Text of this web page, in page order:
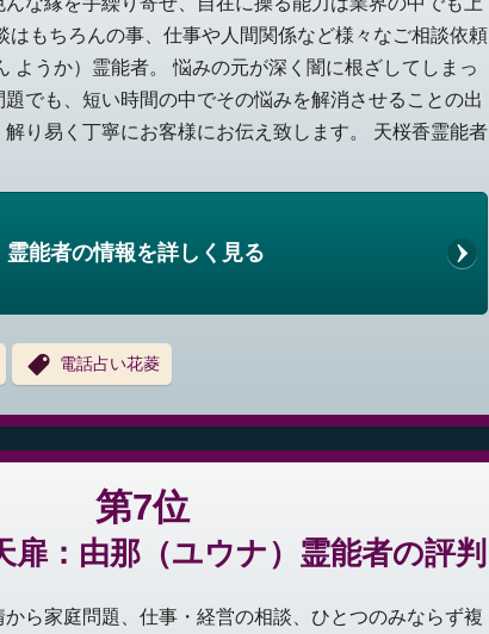
はもちろんの事、仕事や人間関係など様々なご相談依頼
ようか）霊能者。 悩みの元が深く闇に根ざしてしまっ
でも、短い時間の中でその悩みを解消させることの出
り易く丁寧にお客様にお伝え致します。 天桜香霊能者
霊能者の情報を詳しく見る
電話占い花菱
第7位
扉：由那（ユウナ）霊能者の評判
ら家庭問題、仕事・経営の相談、ひとつのみならず複